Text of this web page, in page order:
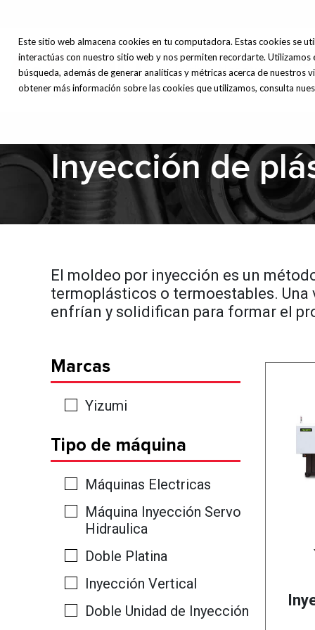
Este sitio web almacena cookies en tu computadora. Estas cookies se
interactúas con nuestro sitio web y nos permiten recordarte.
búsqueda, además de generar analíticas y métricas acerca de
obtener más información sobre las cookies que utilizamos, consulta
Inicio Nosotros
Inyección de
El moldeo por inyección es un
termoplásticos o termoestables.
enfrían y solidifican para formar el
Marcas
Yizumi
Tipo de máquina
Máquinas Electricas
Máquina Inyección Servo
Hidraulica
Doble Platina
Inyección Vertical
Doble Unidad de Inyección